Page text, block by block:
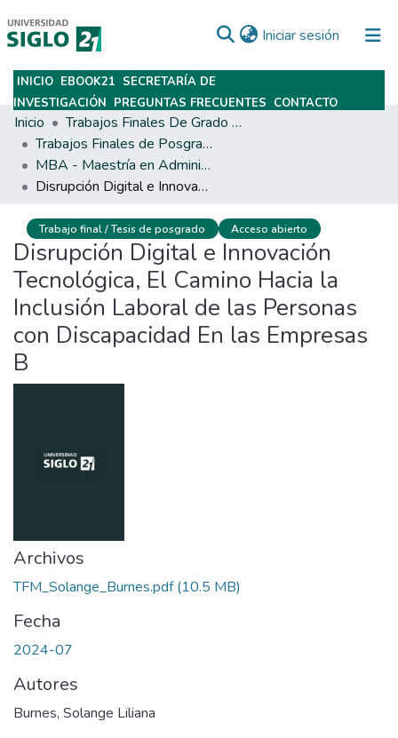
Iniciar sesión (current)
Subir
INICIO EBOOK21 SECRETARÍA DE
INVESTIGACIÓN PREGUNTAS FRECUENTES CONTACTO
Inicio
Trabajos Finales De Grado Y Posgrado
Trabajos Finales de Posgrados y Maestrías
MBA - Maestría en Administración de Empresas
Disrupción Digital e Innovación Tecnológica, El Camino Hacia la Inclusión Laboral de las Personas con Discapacidad En las Empresas B
Trabajo final / Tesis de posgrado Acceso abierto
Disrupción Digital e Innovación
Tecnológica, El Camino Hacia la
Inclusión Laboral de las Personas
con Discapacidad En las Empresas
B
Archivos
TFM_Solange_Burnes.pdf(10.5 MB)
Fecha
2024-07
Autores
Burnes, Solange Liliana